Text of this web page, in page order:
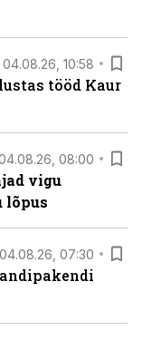
04.08.26, 10:58
tööd Kaur
08:00
vigu
lõpus
04.08.26, 07:30